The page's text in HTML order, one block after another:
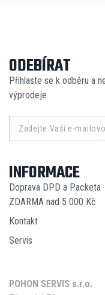
ODEBÍRAT
Přihlaste se k odběru a
výprodeje.
INFORMACE
Doprava DPD a Packeta
ZDARMA nad 5 000 Kč
Kontakt
Servis
POHON SERVIS s.r.o.